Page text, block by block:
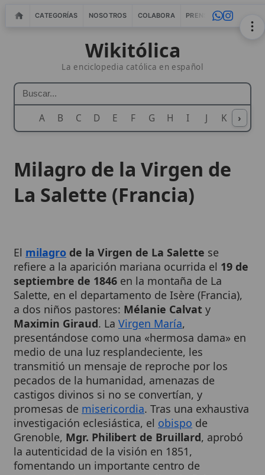
CATEGORÍAS NOSOTROS COLABORA PRENSA WEBMASTERS
Wikitólica
La enciclopedia católica en español
A B C D E F G H I J K L M
›
La Salette (Francia)
septiembre de 1846en la montaña de La
Salette, en el departamento de Isère (Francia),
a dos niños pastores:Mélanie Calvaty
Maximin Giraud. LaVirgen María,
presentándose como una «hermosa dama» en
medio de una luz resplandeciente, les
transmitió un mensaje de reproche por los
pecados de la humanidad, amenazas de
castigos divinos si no se convertían, y
promesas demisericordia. Tras una exhaustiva
investigación eclesiástica, elobispode
Grenoble,Mgr. Philibert de Bruillard, aprobó
la autenticidad de la visión en 1851,
fomentando un importante centro de
peregrinaciónque atrae a miles de fieles
anualmente y ha dado origen a la
Congregación de los Misioneros deNuestra